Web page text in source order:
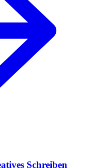
Schreiben